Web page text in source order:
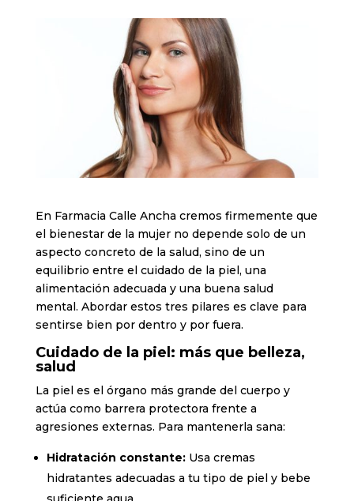
En Farmacia Calle Ancha cremos firmemente que
el bienestar de la mujer no depende solo de un
aspecto concreto de la salud, sino de un
equilibrio entre el cuidado de la piel, una
alimentación adecuada y una buena salud
mental. Abordar estos tres pilares es clave para
sentirse bien por dentro y por fuera.
Cuidado de la piel: más que belleza,
salud
La piel es el órgano más grande del cuerpo y
actúa como barrera protectora frente a
agresiones externas. Para mantenerla sana:
Hidratación constante:Usa cremas
hidratantes adecuadas a tu tipo de piel y bebe